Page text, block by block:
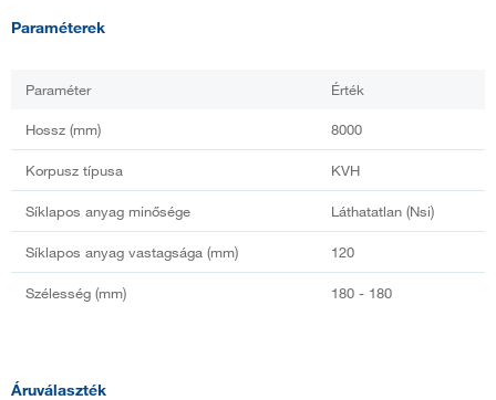
Paraméterek
Paraméter Érték
Hossz (mm) 8000
Korpusz típusa KVH
Síklapos anyag minősége Láthatatlan (Nsi)
Síklapos anyag vastagsága (mm) 120
Szélesség (mm) 180 - 180
Áruválaszték